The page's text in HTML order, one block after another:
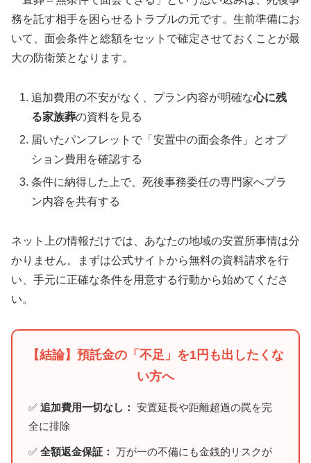
務を託す相手を困らせるトラブルの元です。生前準備にお
いて、面会条件と総額をセットで確定させておくことが最
大の防衛策となります。
追加費用の不安がなく、プラン内容が明確な心に残
る家族葬の資料を見る
届いたパンフレットで「安置中の面会条件」とオプ
ション費用を確認する
条件に納得した上で、死後事務委任の専門家へプラ
ン内容を共有する
ネット上の情報だけでは、あなたの地域の安置所事情は分
かりません。まずは公式サイトから無料の資料請求を行
い、手元に正確な条件を用意する行動から始めてくださ
い。
【結論】預託金の「不足」を1円も出したくな
い方へ
✅追加費用一切なし： 安置延長や距離超過の罠を完
全に排除
✅全額返金保証： 万が一の不備にも金銭的リスクが